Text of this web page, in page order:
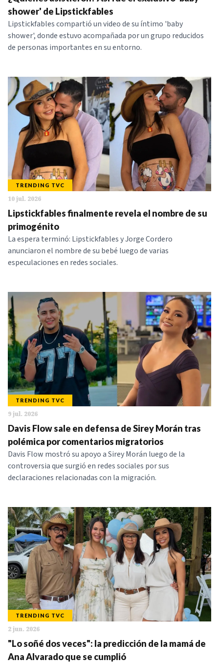
NOTICIAS
SERIES
shower' de Lipstickfables
Lipstickfables compartió un video de su íntimo 'baby
shower', donde estuvo acompañada por un grupo reducidos
de personas importantes en su entorno.
TRENDING TVC
10 jul. 2026
Lipstickfables finalmente revela el nombre de su
primogénito
La espera terminó: Lipstickfables y Jorge Cordero
anunciaron el nombre de su bebé luego de varias
especulaciones en redes sociales.
TRENDING TVC
9 jul. 2026
Davis Flow sale en defensa de Sirey Morán tras
polémica por comentarios migratorios
Davis Flow mostró su apoyo a Sirey Morán luego de la
controversia que surgió en redes sociales por sus
declaraciones relacionadas con la migración.
TRENDING TVC
2 jun. 2026
"Lo soñé dos veces": la predicción de la mamá de
Ana Alvarado que se cumplió